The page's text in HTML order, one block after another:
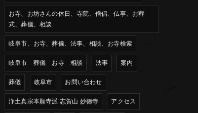
お寺、お坊さんの休日、寺院、僧侶、仏事、お葬
式、葬儀、相談
岐阜市、お寺、葬儀、法事、相談、お寺検索
岐阜市 葬儀 お寺 相談 法事 案内
葬儀 岐阜市 お問い合わせ
浄土真宗本願寺派 志賀山 妙徳寺 アクセス